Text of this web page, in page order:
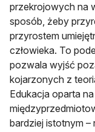
przekrojowych na
sposób, żeby
przyrostem
człowieka. To
pozwala wyjść
kojarzonych z
Edukacja oparta
bardziej istotnym –